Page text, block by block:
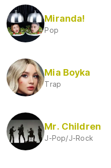
Miranda!
Pop
Mia Boyka
Trap
Mr. Children
J-Pop/J-Rock